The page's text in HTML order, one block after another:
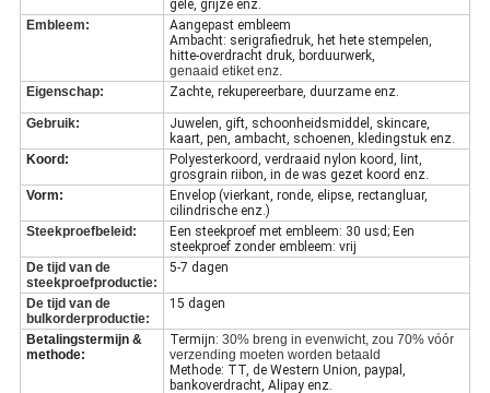
gele, grijze enz.
Embleem:
Aangepast embleem
Ambacht: serigrafiedruk, het hete stempelen,
hitte-overdracht druk, borduurwerk,
genaaid etiket enz.
Eigenschap:
Zachte, rekupereerbare, duurzame enz.
Gebruik:
Juwelen, gift, schoonheidsmiddel, skincare,
kaart, pen, ambacht, schoenen, kledingstuk enz.
Koord:
Polyesterkoord, verdraaid nylon koord, lint,
grosgrain riibon, in de was gezet koord enz.
Vorm:
Envelop (vierkant, ronde, elipse, rectangluar,
cilindrische enz.)
Steekproefbeleid:
Een steekproef met embleem: 30 usd; Een
steekproef zonder embleem: vrij
De tijd van de
steekproefproductie:
5-7 dagen
De tijd van de
bulkorderproductie:
15 dagen
Betalingstermijn &
methode:
Termijn: 30% breng in evenwicht, zou 70% vóór
verzending moeten worden betaald
Methode: TT, de Western Union, paypal,
bankoverdracht, Alipay enz.